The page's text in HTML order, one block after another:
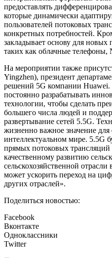
предоставлять
которые динамически
пользователей потоковых
конкретных потребностей.
закладывает основу для новых
таких как облачные телефоны,
На мероприятии также
Yingzhen), президент
решений 5G компании Huawei.
постоянно разрабатывать
технологии, чтобы сделать
большего числа людей и
развертывание сетей 5.5G.
жизненно важное значение
интеллектуальном мире. 5.5G
прямых потоковых трансляций
качественному развитию
сельскохозяйственной
может ускорить переход на
других отраслей».
Поделиться новостью:
Facebook
Вконтакте
Одноклассники
Twitter